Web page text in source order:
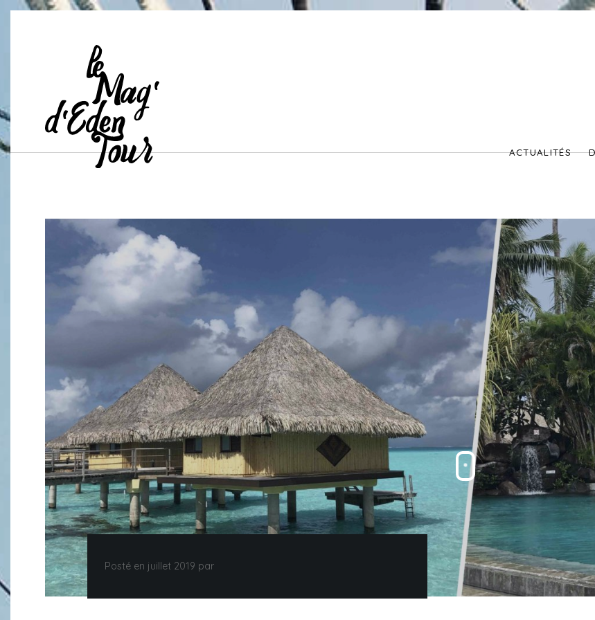
ACTUALITÉS
Posté en juillet 2019 par